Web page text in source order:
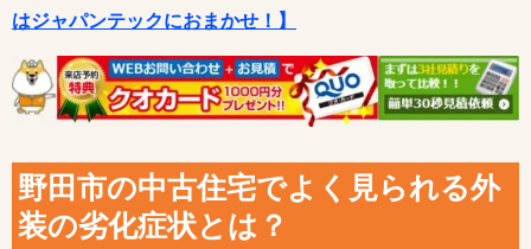
はジャパンテックにおまかせ！】
野田市の中古住宅でよく見られる外
装の劣化症状とは？